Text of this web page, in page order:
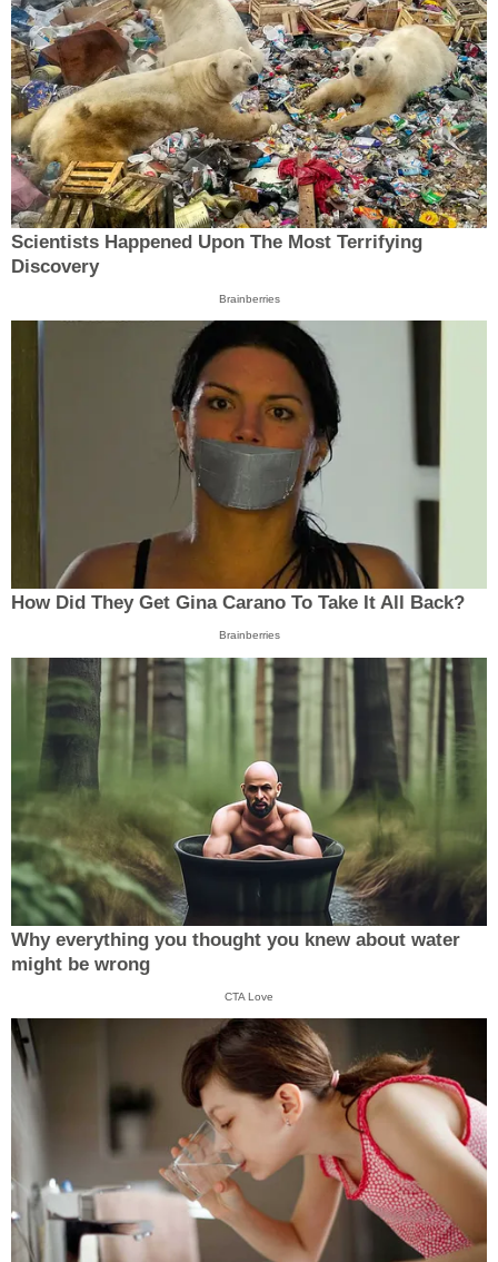
Scientists Happened Upon The Most Terrifying
Discovery
Brainberries
How Did They Get Gina Carano To Take It All Back?
Brainberries
Why everything you thought you knew about water
might be wrong
CTA Love